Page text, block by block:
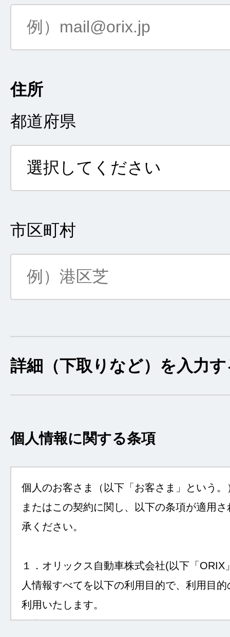
住所
都道府県
市区町村
詳細（下取りなど）を入力
個人情報に関する条項
個人のお客さま（以下「お客さま」という
またはこの契約に関し、以下の条項が適用
承ください。
１．オリックス自動車株式会社(以下「
人情報すべてを以下の利用目的で、利用目
利用いたします。
〔利用目的〕